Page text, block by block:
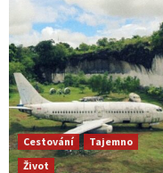
Cestování
Tajemno
Život